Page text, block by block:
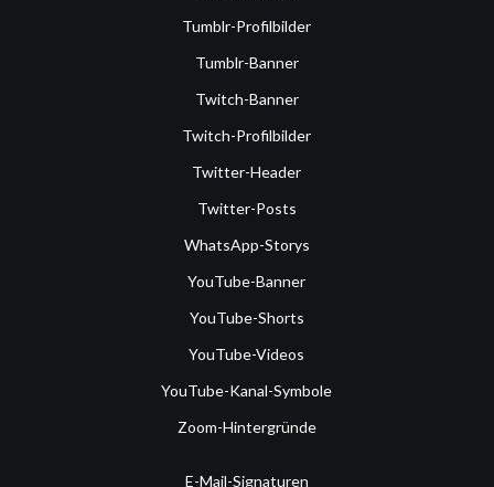
Tumblr-Profilbilder
Tumblr-Banner
Twitch-Banner
Twitch-Profilbilder
Twitter-Header
Twitter-Posts
WhatsApp-Storys
YouTube-Banner
YouTube-Shorts
YouTube-Videos
YouTube-Kanal-Symbole
Zoom-Hintergründe
E-Mail-Signaturen